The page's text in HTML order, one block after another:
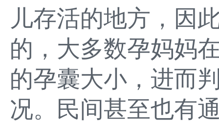
儿存活的地方，因
的，大多数孕妈妈
的孕囊大小，进而
况。民间甚至也有